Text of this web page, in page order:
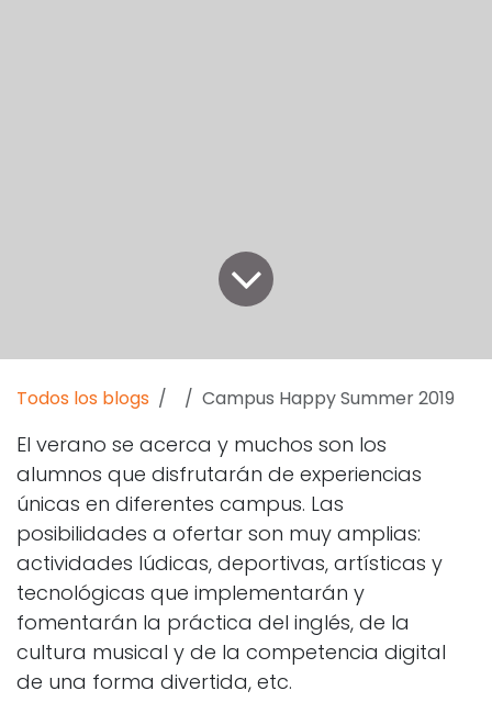
Todos los blogs Campus Happy Summer 2019
El verano se acerca y muchos son los
alumnos que disfrutarán de experiencias
únicas en diferentes campus. Las
posibilidades a ofertar son muy amplias:
actividades lúdicas, deportivas, artísticas y
tecnológicas que implementarán y
fomentarán la práctica del inglés, de la
cultura musical y de la competencia digital
de una forma divertida, etc.